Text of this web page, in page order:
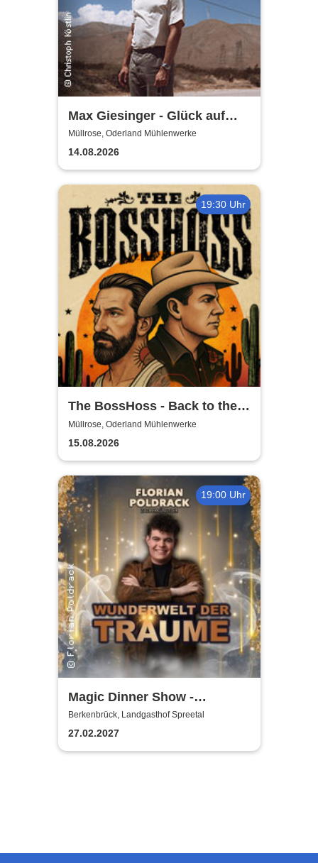
Max Giesinger - Glück auf
den Straßen 2026
Müllrose, Oderland Mühlenwerke
14.08.2026
19:30 Uhr
The BossHoss - Back to the
Boots - LIVE - Summer 2026
Müllrose, Oderland Mühlenwerke
15.08.2026
19:00 Uhr
Magic Dinner Show -
WUNDERWELT DER TRÄUME
| Florian Poldrack
Zauberkunst
Berkenbrück, Landgasthof Spreetal
27.02.2027